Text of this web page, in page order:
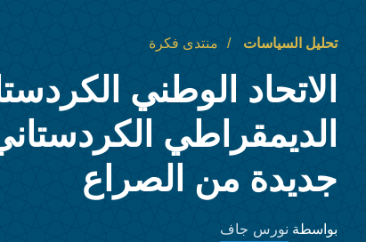
تحليل السياسات منتدى فكرة
الاتحاد الوطني
الديمقراطي
جديدة من الصراع
بواسطة نورس جاف